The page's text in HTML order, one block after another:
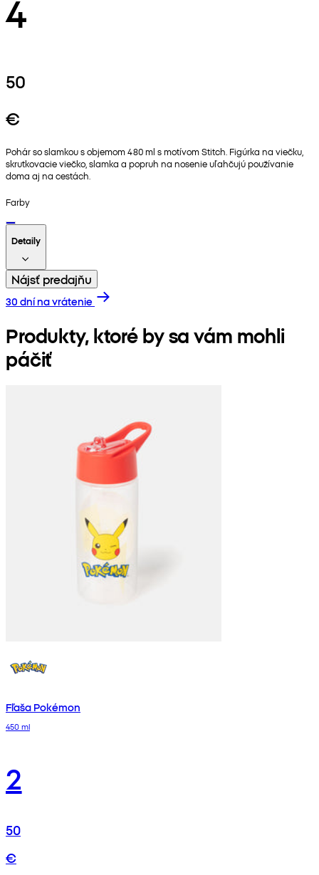
4
50
€
Pohár so slamkou s objemom 480 ml s motívom Stitch. Figúrka na viečku,
skrutkovacie viečko, slamka a popruh na nosenie uľahčujú používanie
doma aj na cestách.
Farby
Detaily
Nájsť predajňu
30 dní na vrátenie
Produkty, ktoré by sa vám mohli
páčiť
Fľaša Pokémon
450 ml
2
50
€